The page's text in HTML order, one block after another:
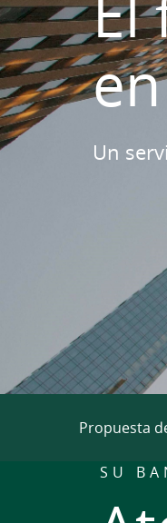
Un
Propuesta
SU